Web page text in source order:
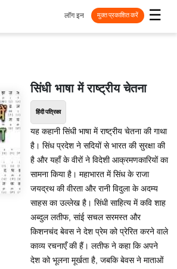
☰
लॉग इन मुक्त प्रकाशित करें
सिंधी भाषा में राष्ट्रीय चेतना
हिंदी पत्रिका
यह कहानी सिंधी भाषा में राष्ट्रीय चेतना की गाथा
है। सिंध प्रदेश ने सदियों से भारत की सुरक्षा की
है और यहाँ के वीरों ने विदेशी आक्रमणकारियों का
सामना किया है। महाभारत में सिंध के राजा
जयद्रथ की वीरता और रानी विदुला के अदम्य
साहस का उल्लेख है। सिंधी साहित्य में कवि शाह
अब्दुल लतीफ, सांई सचल सरमस्त और
किशनचंद बेवस ने देश प्रेम को प्रेरित करने वाले
काव्य रचनाएँ की हैं। लतीफ ने कहा कि अपने
देश को भूलना मूर्खता है, जबकि बेवस ने माताओं